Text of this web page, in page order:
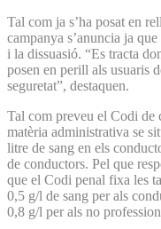
Tal com ja s’ha posat en
campanya s’anuncia ja
i la dissuasió. “Es tracta
posen en perill als usuaris
seguretat”, destaquen.
Tal com preveu el Codi
matèria administrativa se
litre de sang en els
de conductors. Pel que
que el Codi penal fixa les
0,5 g/l de sang per als
0,8 g/l per als no